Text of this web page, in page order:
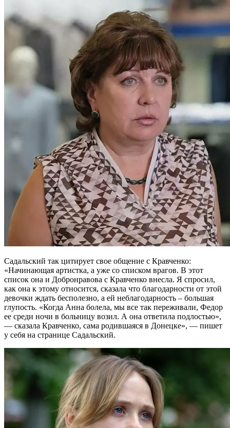
Садальский так цитирует свое общение с Кравченко:
«Начинающая артистка, а уже со списком врагов. В этот
список она и Добронравова с Кравченко внесла. Я спросил,
как она к этому относится, сказала что благодарности от этой
девочки ждать бесполезно, а ей неблагодарность – большая
глупость. «Когда Анна болела, мы все так переживали, Федор
ее среди ночи в больницу возил. А она ответила подлостью»,
— сказала Кравченко, сама родившаяся в Донецке», — пишет
у себя на странице Садальский.